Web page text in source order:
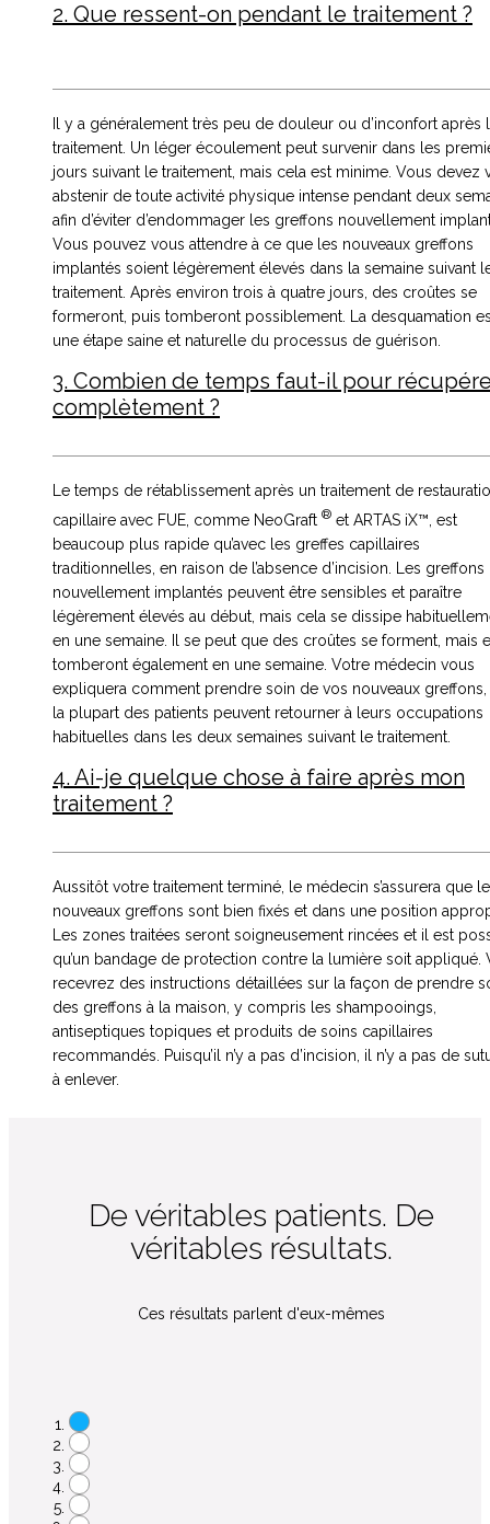
2. Que ressent-on pendant le traitement ?
Il y a généralement très peu de douleur ou d’inconfort après
traitement. Un léger écoulement peut survenir dans les
jours suivant le traitement, mais cela est minime. Vous devez
abstenir de toute activité physique intense pendant deux
afin d’éviter d’endommager les greffons nouvellement
Vous pouvez vous attendre à ce que les nouveaux greffons
implantés soient légèrement élevés dans la semaine suivant
traitement. Après environ trois à quatre jours, des croûtes se
formeront, puis tomberont possiblement. La desquamation
une étape saine et naturelle du processus de guérison.
3. Combien de temps faut-il pour
complètement ?
Le temps de rétablissement après un traitement de
capillaire avec FUE, comme NeoGraft ® et ARTAS iX™, est
beaucoup plus rapide qu’avec les greffes capillaires
traditionnelles, en raison de l’absence d’incision. Les greffons
nouvellement implantés peuvent être sensibles et paraître
légèrement élevés au début, mais cela se dissipe
en une semaine. Il se peut que des croûtes se forment, mais
tomberont également en une semaine. Votre médecin vous
expliquera comment prendre soin de vos nouveaux greffons,
la plupart des patients peuvent retourner à leurs occupations
habituelles dans les deux semaines suivant le traitement.
4. Ai-je quelque chose à faire après mon
traitement ?
Aussitôt votre traitement terminé, le médecin s’assurera que
nouveaux greffons sont bien fixés et dans une position
Les zones traitées seront soigneusement rincées et il est
qu’un bandage de protection contre la lumière soit appliqué.
recevrez des instructions détaillées sur la façon de prendre
des greffons à la maison, y compris les shampooings,
antiseptiques topiques et produits de soins capillaires
recommandés. Puisqu’il n’y a pas d’incision, il n’y a pas de
à enlever.
De véritables patients. De
véritables résultats.
Ces résultats parlent d'eux-mêmes